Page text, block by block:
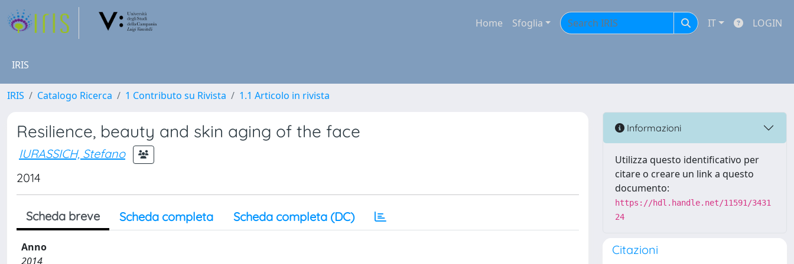
Home Sfoglia IT LOGIN
IRIS
IRIS Catalogo Ricerca 1 Contributo su Rivista 1.1 Articolo in rivista
Resilience, beauty and skin aging of the face
IURASSICH, Stefano
2014
Scheda breve Scheda completa Scheda completa (DC)
Anno
2014
Informazioni
Utilizza questo identificativo per
citare o creare un link a questo
documento:
https://hdl.handle.net/11591/3431
24
Citazioni